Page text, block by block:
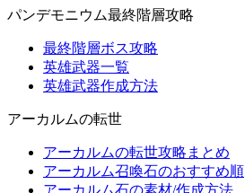
パンデモニウム最終階層攻略
最終階層ボス攻略
英雄武器一覧
英雄武器作成方法
アーカルムの転世
アーカルムの転世攻略まとめ
アーカルム召喚石のおすすめ順
アーカルム石の素材/作成方法